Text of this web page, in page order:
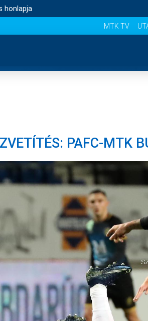
honlapja
MTK TV
PAFC-MTK